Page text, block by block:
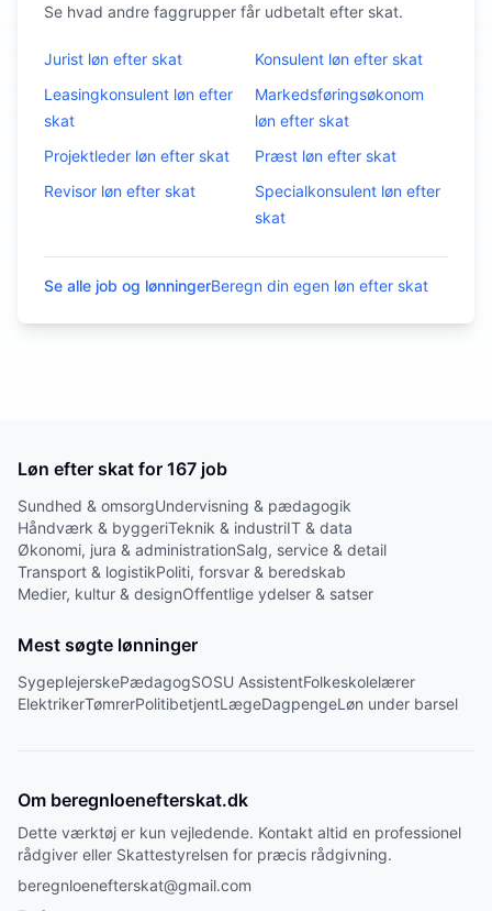
Se hvad andre faggrupper får udbetalt efter skat.
Jurist løn efter skat Konsulent løn efter skat
Leasingkonsulent løn efter
skat
Markedsføringsøkonom
løn efter skat
Projektleder løn efter skat Præst løn efter skat
Revisor løn efter skat Specialkonsulent løn efter
skat
Se alle job og lønningerBeregn din egen løn efter skat
Løn efter skat for 167 job
Sundhed & omsorgUndervisning & pædagogik
Håndværk & byggeriTeknik & industriIT & data
Økonomi, jura & administrationSalg, service & detail
Transport & logistikPoliti, forsvar & beredskab
Medier, kultur & designOffentlige ydelser & satser
Mest søgte lønninger
SygeplejerskePædagogSOSU AssistentFolkeskolelærer
ElektrikerTømrerPolitibetjentLægeDagpengeLøn under barsel
Om beregnloenefterskat.dk
Dette værktøj er kun vejledende. Kontakt altid en professionel
rådgiver eller Skattestyrelsen for præcis rådgivning.
beregnloenefterskat@gmail.com